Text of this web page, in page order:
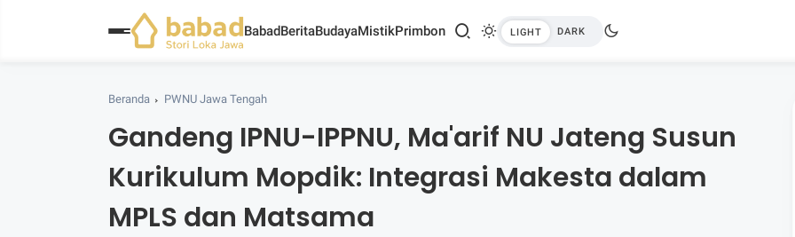
BabadBeritaBudayaMistikPrimbon
Beranda PWNU Jawa Tengah
Gandeng IPNU-IPPNU, Ma'arif NU Jateng Susun
Kurikulum Mopdik: Integrasi Makesta dalam
MPLS dan Matsama